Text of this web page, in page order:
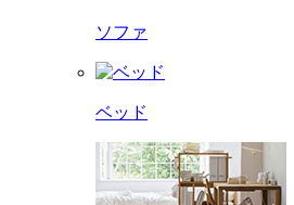
ソファ
ベッド